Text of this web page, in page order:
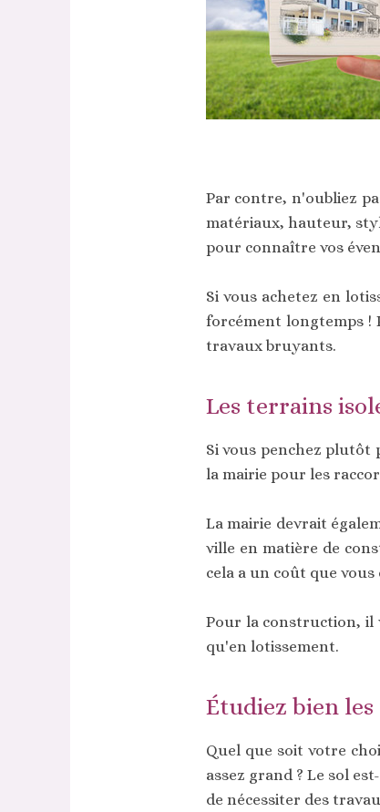
Par contre, n'oubliez
matériaux, hauteur,
pour connaître vos
Si vous achetez en
forcément longtemps !
travaux bruyants.
Les terrains
Si vous penchez plutôt
la mairie pour les
La mairie devrait
ville en matière de
cela a un coût que
Pour la construction, il
qu'en lotissement.
Étudiez bien
Quel que soit votre
assez grand ? Le sol
de nécessiter des